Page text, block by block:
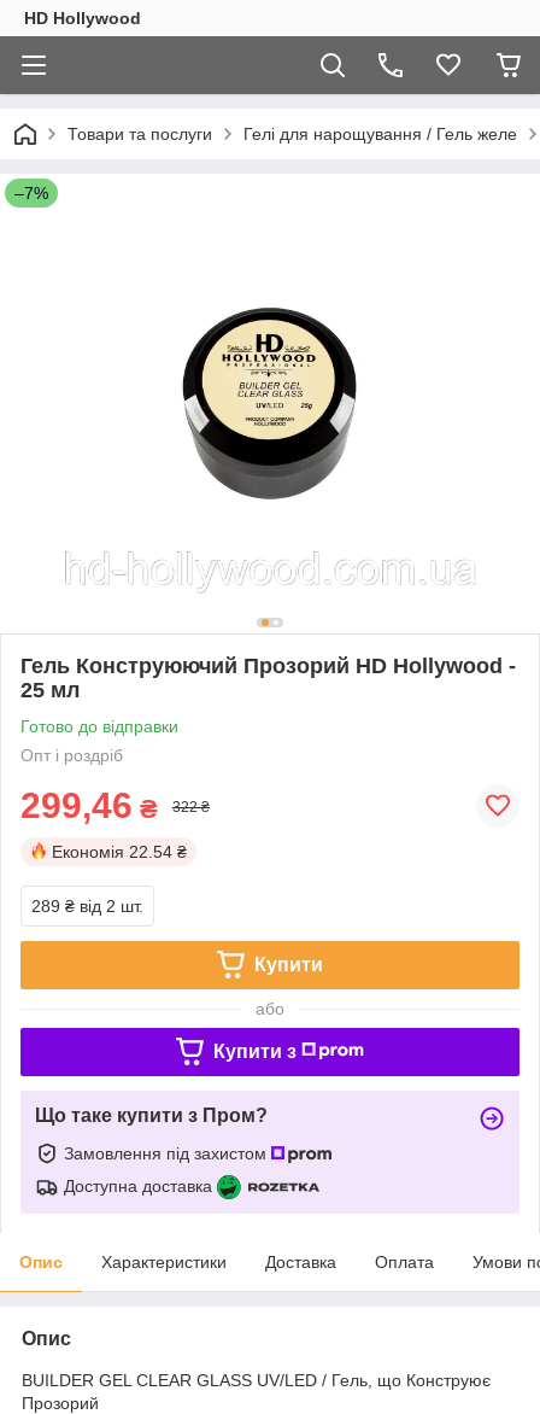
HD Hollywood
Товари та послуги Гелі для нарощування / Гель желе
–7%
Гель Конструюючий Прозорий HD Hollywood -
25 мл
Готово до відправки
Опт і роздріб
299,46 ₴ 322 ₴
Економія 22.54 ₴
289 ₴ від 2 шт.
Купити
або
Купити з
Що таке купити з Пром?
Замовлення під захистом
Доступна доставка
Опис Характеристики Доставка Оплата Умови
Опис
BUILDER GEL CLEAR GLASS UV/LED / Гель, що Конструює
Прозорий